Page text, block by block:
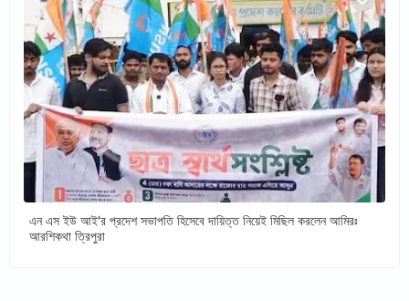
এন এস ইউ আই'র প্রদেশ সভাপতি হিসেবে দায়িত্ত নিয়েই মিছিল করলেন আমিরঃ
আরশিকথা ত্রিপুরা